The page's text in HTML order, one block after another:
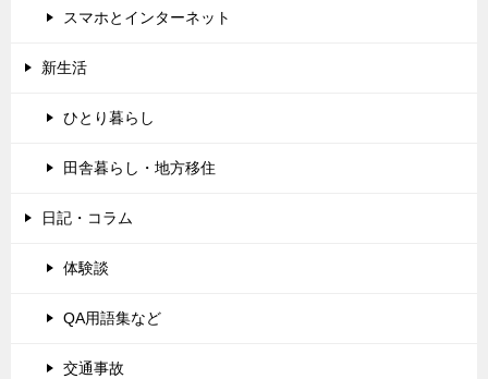
スマホとインターネット
新生活
ひとり暮らし
田舎暮らし・地方移住
日記・コラム
体験談
QA用語集など
交通事故